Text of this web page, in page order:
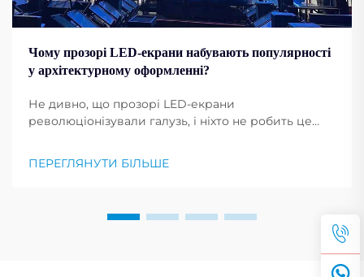
Чому прозорі LED-екрани набувають популярності
у архітектурному оформленні?
Не дивно, що прозорі LED-екрани
революціонізували галузь, і ніхто не робить це
перетворювати будівлі на динамічні
ПЕРЕГЛЯНУТИ БІЛЬШЕ